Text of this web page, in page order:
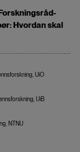
Hvordan skal
UiO
UiB
NTNU